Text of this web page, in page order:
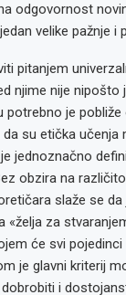
odgovornost
velike pažnje i
pitanjem
njime nije nipošto
potrebno je
su etička učenja
jednoznačno
obzira na
slaže se
«želja za
će svi
je glavni kriterij
i